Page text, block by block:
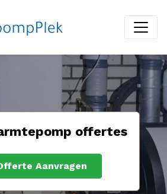
offertes
Aanvragen